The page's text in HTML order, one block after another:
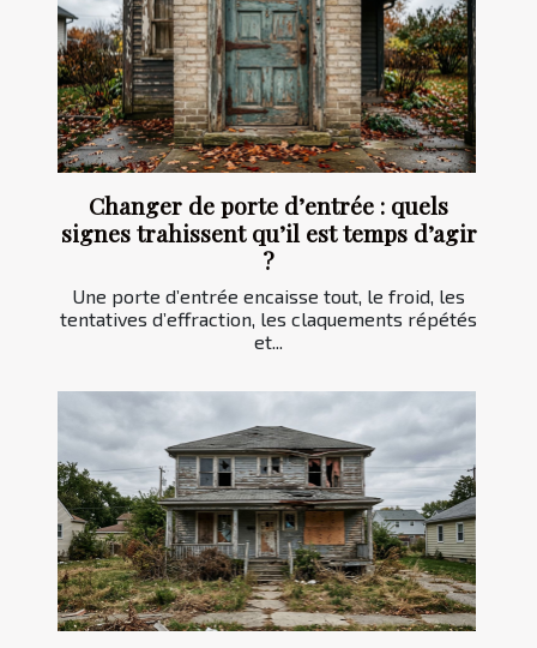
Changer de porte d’entrée : quels
signes trahissent qu’il est temps d’agir
?
Une porte d’entrée encaisse tout, le froid, les
tentatives d’effraction, les claquements répétés
et...